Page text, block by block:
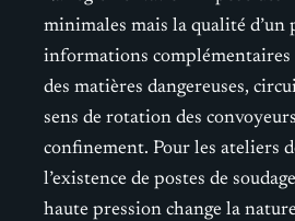
minimales mais la qualité d’un
informations complémentaires
des matières dangereuses,
sens de rotation des
confinement. Pour les ateliers
l’existence de postes de
haute pression change la